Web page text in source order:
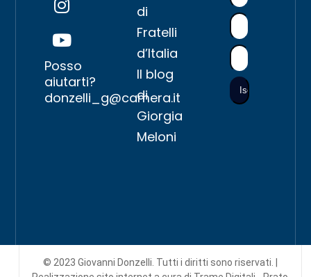
Posso
aiutarti?
donzelli_g@camera.it
di
Fratelli
d’Italia
Il blog
di
Giorgia
Meloni
© 2023 Giovanni Donzelli. Tutti i diritti sono riservati. |